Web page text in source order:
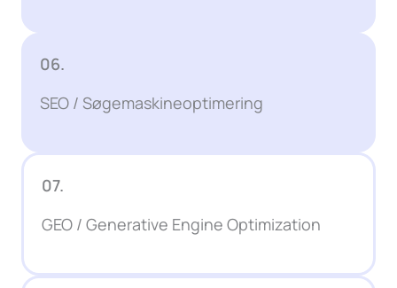
06.
SEO / Søgemaskineoptimering
07.
GEO / Generative Engine Optimization